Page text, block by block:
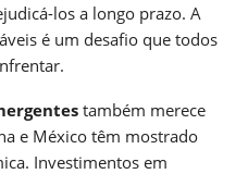
los a longo prazo. A
é um desafio que todos
também merece
e México têm mostrado
Investimentos em